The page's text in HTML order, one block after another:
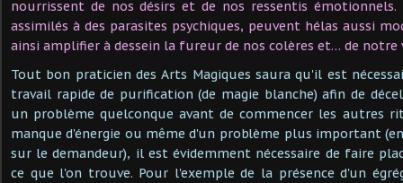
nourrissent de nos désirs et de nos ressentis émotionnels.
assimilés à des parasites psychiques, peuvent hélas aussi
ainsi amplifier à dessein la fureur de nos colères et… de notre
Tout bon praticien des Arts Magiques saura qu'il est
travail rapide de purification (de magie blanche) afin de
un problème quelconque avant de commencer les autres
manque d'énergie ou même d'un problème plus important
sur le demandeur), il est évidemment nécessaire de faire
ce que l'on trouve. Pour l'exemple de la présence d'un